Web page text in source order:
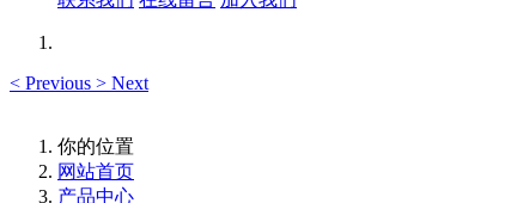
< Previous > Next
你的位置
网站首页
产品中心